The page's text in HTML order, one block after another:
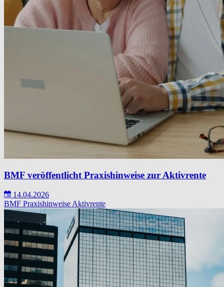
BMF veröffentlicht Praxishinweise zur Aktivrente
14.04.2026
BMF Praxishinweise Aktivrente